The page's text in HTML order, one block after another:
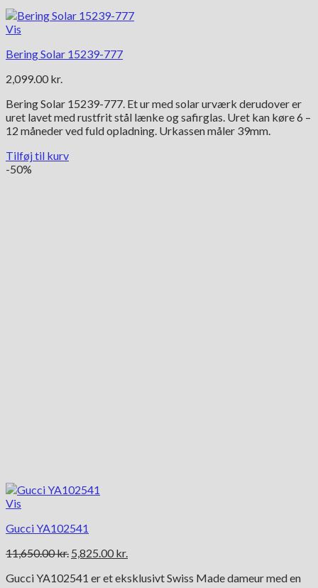
Vis
Bering Solar 15239-777
2,099.00 kr.
Bering Solar 15239-777. Et ur med solar urværk derudover er
uret lavet med rustfrit stål lænke og safirglas. Uret kan køre 6 –
12 måneder ved fuld opladning. Urkassen måler 39mm.
Tilføj til kurv
-50%
Vis
Gucci YA102541
11,650.00kr. Den
pris
5,825.00 kr.
pris
Gucci YA102541 er et eksklusivt Swiss Made dameur med en